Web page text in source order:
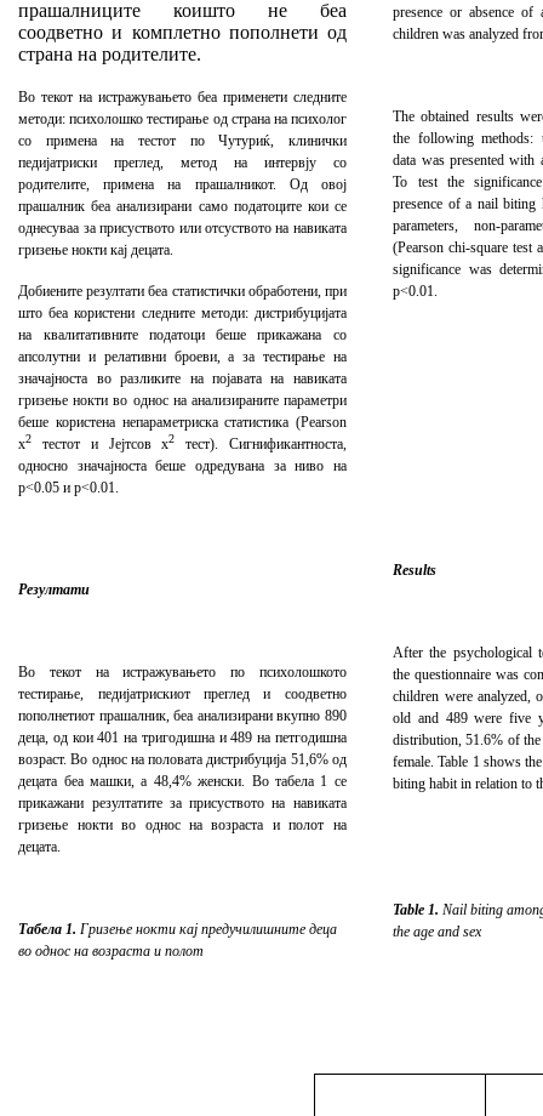
прашалниците коишто не беа
соодветно и комплетно пополнети од
страна на родителите.
Во текот на истражувањето беа применети следните
методи: психолошко тестирање од страна на психолог
со примена на тестот по Чутуриќ, клинички
педијатриски преглед, метод на интервју со
родителите, примена на прашалникот. Од овој
прашалник беа анализирани само податоците кои се
однесуваа за присуството или отсуството на навиката
гризење нокти кај децата.
Добиените резултати беа статистички обработени, при
што беа користени следните методи: дистрибуцијата
на квалитативните податоци беше прикажана со
апсолутни и релативни броеви, а за тестирање на
значајноста во разликите на појавата на навиката
гризење нокти во однос на анализираните параметри
беше користена непараметриска статистика (Pearson
x2 тестот и Јејтсов x2
тест). Сигнификантноста,
односно значајноста беше одредувана за ниво на
p<0.05 и p<0.01.
presence or absence
children was analyzed
The obtained results
the following methods:
data was presented with
To test the
presence of a nail biting
parameters, non-
(Pearson chi-square test
significance was
p<0.01.
Резултати
Во текот на истражувањето по психолошкото
тестирање, педијатрискиот преглед и соодветно
пополнетиот прашалник, беа анализирани вкупно 890
деца, од кои 401 на тригодишна и 489 на петгодишна
возраст. Во однос на половата дистрибуција 51,6% од
децата беа машки, а 48,4% женски. Во табела 1 се
прикажани резултатите за присуството на навиката
гризење нокти во однос на возраста и полот на
децата.
Results
After the psychological
the questionnaire was
children were analyzed,
old and 489 were five
distribution, 51.6% of
female. Table 1 shows
biting habit in relation to
Табела 1. Гризење нокти кај предучилишните деца
во однос на возраста и полот
Table 1. Nail biting
the age and sex